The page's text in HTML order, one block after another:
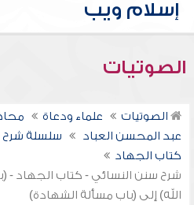
الصوتيات
الصوتيات علماء ودعاة
عبد المحسن العباد
سلسلة شرح
كتاب الجهاد
شرح سنن النسائي - كتاب الجهاد -
الله) إلى (باب مسألة الشهادة)